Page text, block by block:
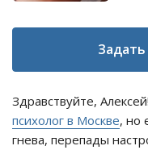
Задать
Здравствуйте,
психолог в Москве, но
гнева, перепады